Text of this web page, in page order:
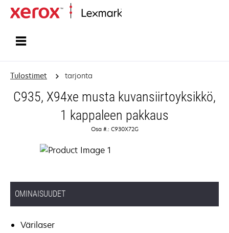
Tulostimet tarjonta
C935, X94xe musta kuvansiirtoyksikkö,
1 kappaleen pakkaus
Osa #.: C930X72G
OMINAISUUDET
Värilaser